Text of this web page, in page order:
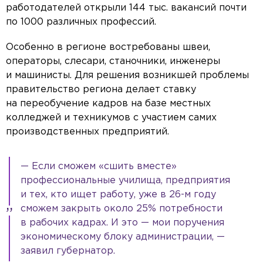
работодателей открыли 144 тыс. вакансий почти
по 1000 различных профессий.
Особенно в регионе востребованы швеи,
операторы, слесари, станочники, инженеры
и машинисты. Для решения возникшей проблемы
правительство региона делает ставку
на переобучение кадров на базе местных
колледжей и техникумов с участием самих
производственных предприятий.
— Если сможем «сшить вместе»
профессиональные училища, предприятия
и тех, кто ищет работу, уже в 26-м году
сможем закрыть около 25% потребности
в рабочих кадрах. И это — мои поручения
экономическому блоку администрации, —
заявил губернатор.